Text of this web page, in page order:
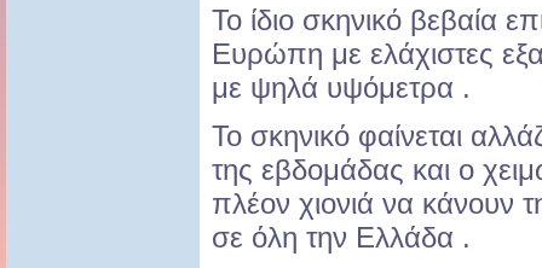
Το ίδιο σκηνικό βεβαία
Ευρώπη με ελάχιστες
με ψηλά υψόμετρα .
Το σκηνικό φαίνεται
της εβδομάδας και ο
πλέον χιονιά να κάνουν
σε όλη την Ελλάδα .